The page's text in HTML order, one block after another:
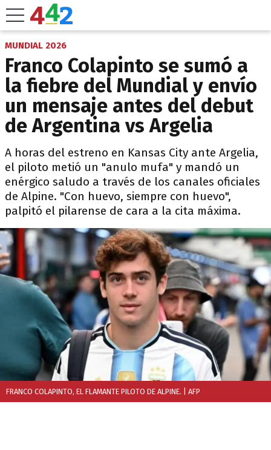
MUNDIAL 2026
Franco Colapinto se sumó a
la fiebre del Mundial y envío
un mensaje antes del debut
de Argentina vs Argelia
A horas del estreno en Kansas City ante Argelia,
el piloto metió un "anulo mufa" y mandó un
enérgico saludo a través de los canales oficiales
de Alpine. "Con huevo, siempre con huevo",
palpitó el pilarense de cara a la cita máxima.
FRANCO COLAPINTO, EL FLAMANTE PILOTO DE ALPINE. | AFP